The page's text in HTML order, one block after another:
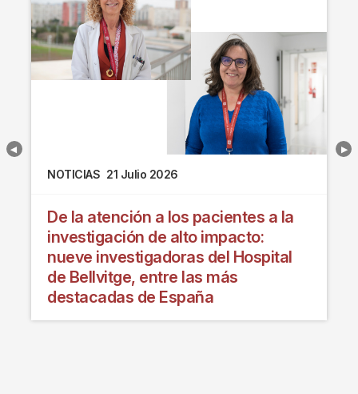
NOTICIAS 21 Julio 2026
De la atención a los pacientes a la
investigación de alto impacto:
nueve investigadoras del Hospital
de Bellvitge, entre las más
destacadas de España